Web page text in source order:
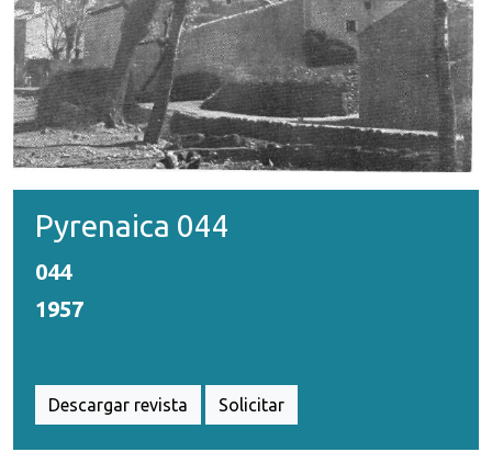
Pyrenaica 044
044
1957
Descargar revista Solicitar